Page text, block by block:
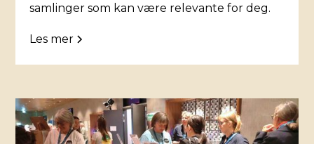
samlinger som kan være relevante for deg.
Les mer